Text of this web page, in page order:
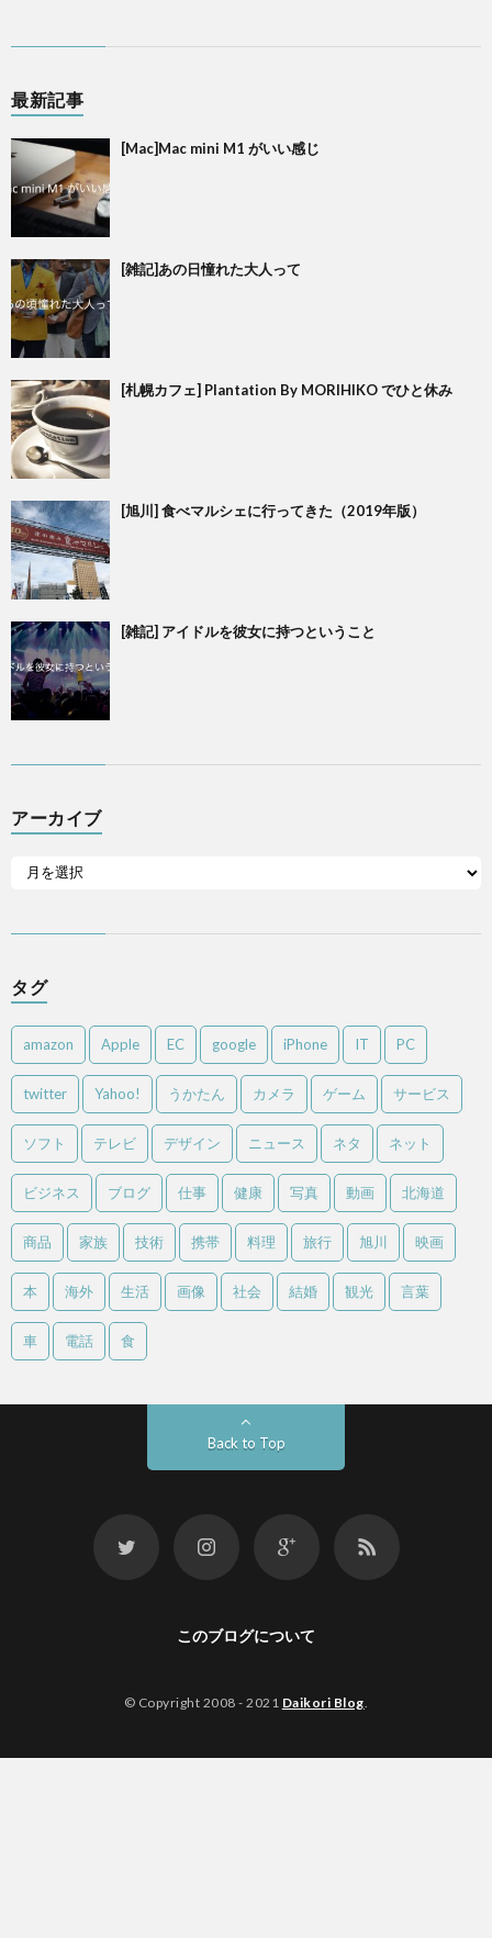
最新記事
[Mac]Mac mini M1 がいい感じ
[雑記]あの日憧れた大人って
[札幌カフェ] Plantation By MORIHIKO でひと休み
[旭川] 食べマルシェに行ってきた（2019年版）
[雑記] アイドルを彼女に持つということ
アーカイブ
タグ
amazon Apple EC google iPhone IT PC
twitter Yahoo! うかたん カメラ ゲーム サービス
ソフト テレビ デザイン ニュース ネタ ネット
ビジネス ブログ 仕事 健康 写真 動画 北海道
商品 家族 技術 携帯 料理 旅行 旭川 映画
本 海外 生活 画像 社会 結婚 観光 言葉
車 電話 食
Back to Top
このブログについて
© Copyright 2008 - 2021 Daikori Blog